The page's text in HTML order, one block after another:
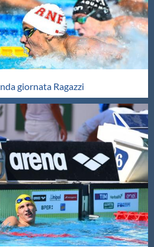
giornata Ragazzi